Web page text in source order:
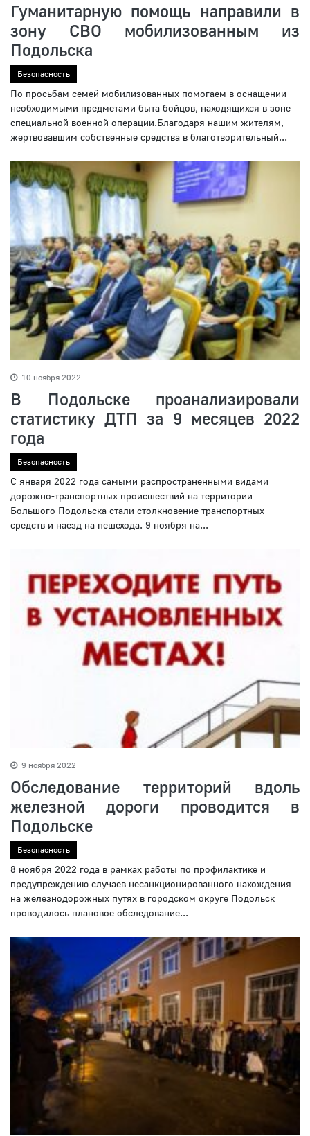
Гуманитарную помощь направили в
зону СВО мобилизованным из
Подольска
Безопасность
По просьбам семей мобилизованных помогаем в оснащении
необходимыми предметами быта бойцов, находящихся в зоне
специальной военной операции.Благодаря нашим жителям,
жертвовавшим собственные средства в благотворительный...
10 ноября 2022
В Подольске проанализировали
статистику ДТП за 9 месяцев 2022
года
Безопасность
С января 2022 года самыми распространенными видами
дорожно-транспортных происшествий на территории
Большого Подольска стали столкновение транспортных
средств и наезд на пешехода. 9 ноября на...
9 ноября 2022
Обследование территорий вдоль
железной дороги проводится в
Подольске
Безопасность
8 ноября 2022 года в рамках работы по профилактике и
предупреждению случаев несанкционированного нахождения
на железнодорожных путях в городском округе Подольск
проводилось плановое обследование...